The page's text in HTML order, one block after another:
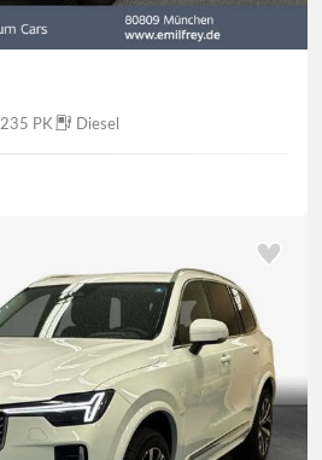
235 PK Diesel